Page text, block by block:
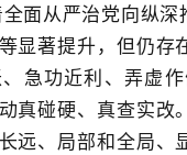
面从严治党向纵
显著提升，但仍
急功近利、弄虚
真碰硬、真查实
远、局部和全局